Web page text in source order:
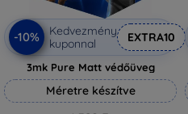
-10%
Kedvezmény
kuponnal
EXTRA10
3mk Pure Matt védőüveg
Méretre készítve